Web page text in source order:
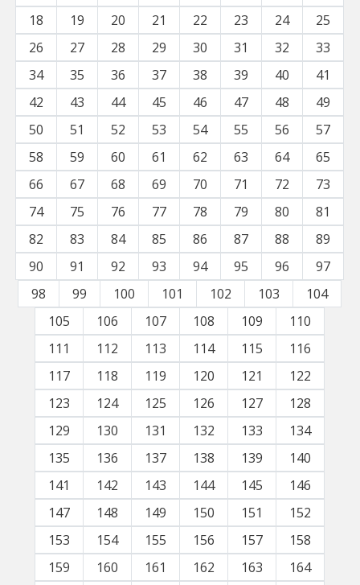
18
19 20 21 22 23 24
25
26
27 28 29 30 31 32
33
34
35 36 37 38 39 40
41
42
43 44 45 46 47 48
49
50
51 52 53 54 55 56
57
58
59 60 61 62 63 64
65
66
67 68 69 70 71 72
73
74
75 76 77 78 79 80
81
82
83 84 85 86 87 88
89
90
91 92 93 94 95 96
97
98
99 100 101 102 103
104
105
106 107 108 109
110
111
112 113 114 115
116
117
118 119 120 121
122
123
124 125 126 127
128
129
130 131 132 133
134
135
136 137 138 139
140
141
142 143 144 145
146
147
148 149 150 151
152
153
154 155 156 157
158
159
160 161 162 163
164